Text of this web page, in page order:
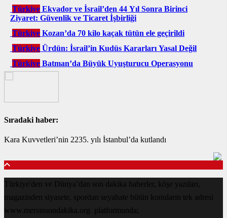
Türkiye Ekvador ve İsrail’den 44 Yıl Sonra Birinci
Ziyaret: Güvenlik ve Ticaret İşbirliği
Türkiye Kozan’da 70 kilo kaçak tütün ele geçirildi
Türkiye Ürdün: İsrail’in Kudüs Kararları Yasal Değil
Türkiye Batman’da Büyük Uyuşturucu Operasyonu
Sıradaki haber:
Kara Kuvvetleri’nin 2235. yılı İstanbul’da kutlandı
Türkiye'den ve Dünya’dan son dakika haberler, köşe yazıları,
magazinden siyasete, spordan seyahate bütün konuların tek adresi
www.mersinsondakika.org platformunda;